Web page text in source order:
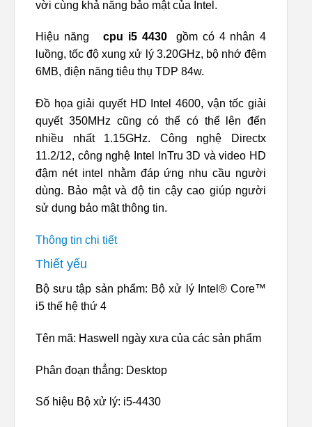
vời cùng khả năng bảo mật của Intel.
Hiệu năng cpu i5 4430
gồm có 4 nhân 4
luồng, tốc độ xung xử lý 3.20GHz, bộ nhớ đệm
6MB, điện năng tiêu thụ TDP 84w.
Đồ họa giải quyết HD Intel 4600, vận tốc giải
quyết 350MHz cũng có thể có thể lên đến
nhiều nhất 1.15GHz. Công nghệ Directx
11.2/12, công nghệ Intel InTru 3D và video HD
đậm nét intel nhằm đáp ứng nhu cầu người
dùng. Bảo mật và độ tin cậy cao giúp người
sử dụng bảo mật thông tin.
Thông tin chi tiết
Thiết yếu
Bộ sưu tập sản phẩm: Bộ xử lý Intel® Core™
i5 thế hệ thứ 4
Tên mã: Haswell ngày xưa của các sản phẩm
Phân đoạn thẳng: Desktop
Số hiệu Bộ xử lý: i5-4430